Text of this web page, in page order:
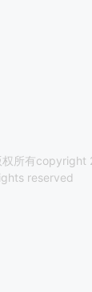
权所有
reserved